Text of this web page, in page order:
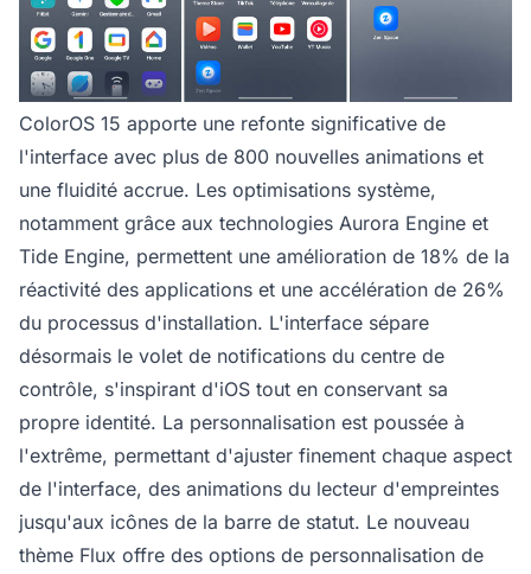
ColorOS 15 apporte une refonte significative de
l'interface avec plus de 800 nouvelles animations et
une fluidité accrue. Les optimisations système,
notamment grâce aux technologies Aurora Engine et
Tide Engine, permettent une amélioration de 18% de la
réactivité des applications et une accélération de 26%
du processus d'installation. L'interface sépare
désormais le volet de notifications du centre de
contrôle, s'inspirant d'iOS tout en conservant sa
propre identité. La personnalisation est poussée à
l'extrême, permettant d'ajuster finement chaque aspect
de l'interface, des animations du lecteur d'empreintes
jusqu'aux icônes de la barre de statut. Le nouveau
thème Flux offre des options de personnalisation de